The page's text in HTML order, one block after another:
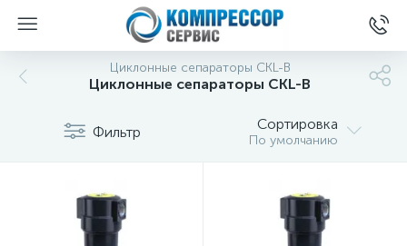
Циклонные сепараторы CKL-B
Циклонные сепараторы CKL-B
Фильтр Сортировка
По умолчанию